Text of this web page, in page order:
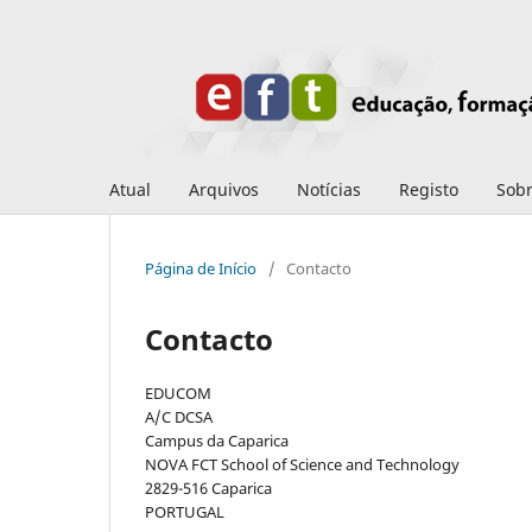
Atual Arquivos Notícias Registo
Página de Início / Contacto
Contacto
EDUCOM
A/C DCSA
Campus da Caparica
NOVA FCT School of Science and Technology
2829-516 Caparica
PORTUGAL